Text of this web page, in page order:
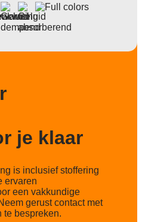
105-B02
A
je klaar
is inclusief stoffering
ervaren
een vakkundige
gerust contact met
te bespreken.